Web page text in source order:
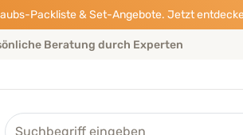
Packliste & Set-Angebote. Jetzt
Beratung durch Experten
Suche